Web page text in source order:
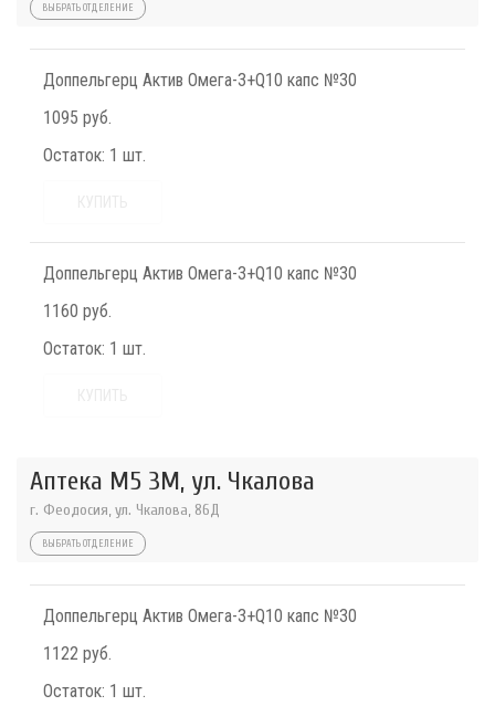
ВЫБРАТЬ ОТДЕЛЕНИЕ
Доппельгерц Актив Омега-3+Q10 капс №30
1095 руб.
Остаток: 1 шт.
Доппельгерц Актив Омега-3+Q10 капс №30
1160 руб.
Остаток: 1 шт.
Аптека М5 3М, ул. Чкалова
г. Феодосия, ул. Чкалова, 86Д
ВЫБРАТЬ ОТДЕЛЕНИЕ
Доппельгерц Актив Омега-3+Q10 капс №30
1122 руб.
Остаток: 1 шт.